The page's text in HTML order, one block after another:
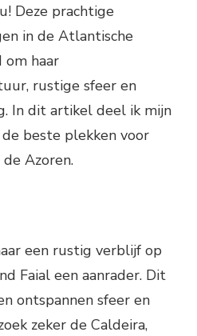
Deze prachtige
in de Atlantische
om haar
rustige sfeer en
In dit artikel deel ik mijn
beste plekken voor
Azoren.
een rustig verblijf op
Faial een aanrader. Dit
ontspannen sfeer en
zeker de Caldeira,